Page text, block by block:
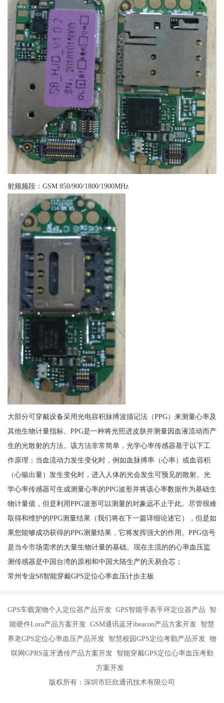
射频频段：GSM 850/900/1800/1900MHz
大部分可穿戴设备采用光电容积脉搏波描记法（PPG）来测量心率及
其他生物计量指标。PPG是一种将光照进皮肤并测量因血液流动而产
生的光散射的方法。该方法非常简单，光学心率传感器基于以下工
作原理：当血流动力发生变化时，例如血脉搏率（心率）或血容积
（心输出量）发生变化时，进入人体的光会发生可预见的散射。光
学心率传感器可生成测量心率的PPG波形并将该心率数据作为基础生
物计量值，但是利用PPG波形可以测量的对象远不止于此。尽管很难
取得和维护的PPG测量结果（我们将在下一篇详细论述它），但是如
果您能够成功获得的PPG测量结果，它将发挥强大的作用。PPG信号
是当今市场需求的大量生物计量的基础。现在主流的的心率血压监
测传感器是中国台湾的原相和中国大陆生产的天易合芯；
常州专业S8智能穿戴GPS定位心率血压计步主板
GPS车载宠物个人定位器产品开发 GPS智能手表手环定位器产品 智
能硬件Lora产品方案开发 GSM通讯蓝牙ibeacon产品方案开发 智慧
养老GPS定位心率血压产品开发 智慧校园GPS定位考勤产品开发 物
联网GPRS蓝牙透传产品方案开发 智能穿戴GPS定位心率血压考勤
方案开发
版权所有：深圳市巨欣通讯技术有限公司